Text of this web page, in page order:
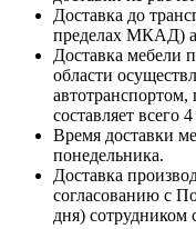
Доставка до
пределах МКАД)
Доставка мебели
области
автотранспортом,
составляет всего 4
Время доставки
понедельника.
Доставка
согласованию с
дня) сотрудником